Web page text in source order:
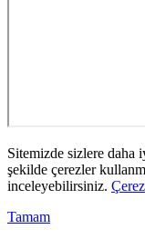
Sitemizde sizlere
şekilde çerezler
inceleyebilirsiniz.
Tamam